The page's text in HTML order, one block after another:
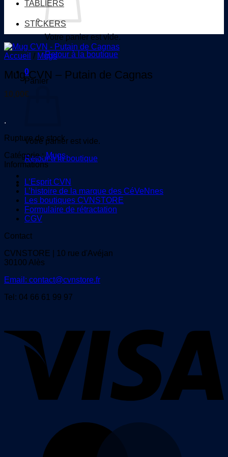
Votre panier est vide.
Retour à la boutique
0
Panier
Votre panier est vide.
Retour à la boutique
TABLIERS
STICKERS
Accueil / Mugs
Mug CVN – Putain de Cagnas
10,00€
.
Rupture de stock
Catégorie :Mugs
Informations
L’Esprit CVN
L’histoire de la marque des CéVeNnes
Les boutiques CVNSTORE
Formulaire de rétractation
CGV
Contact
CVNSTORE | 10 rue d'Avéjan
30100 Alès
Email: contact@cvnstore.fr
Tel: 04 66 61 99 97